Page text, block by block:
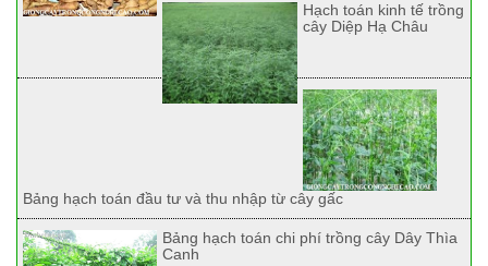
Hạch toán kinh tế trồng
cây Diệp Hạ Châu
Bảng hạch toán đầu tư và thu nhập từ cây gấc
Bảng hạch toán chi phí trồng cây Dây Thìa
Canh